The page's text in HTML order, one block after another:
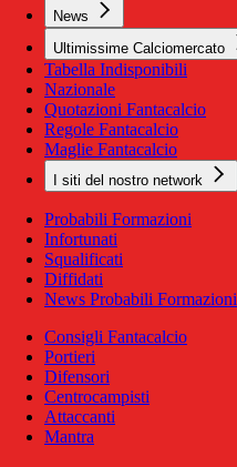
News
Ultimissime Calciomercato
Tabella Indisponibili
Nazionale
Quotazioni Fantacalcio
Regole Fantacalcio
Maglie Fantacalcio
I siti del nostro network
Probabili Formazioni
Infortunati
Squalificati
Diffidati
News Probabili Formazioni
Consigli Fantacalcio
Portieri
Difensori
Centrocampisti
Attaccanti
Mantra